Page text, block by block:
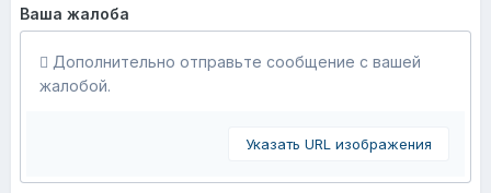
Ваша жалоба
Дополнительно отправьте сообщение с вашей
жалобой.
Указать URL изображения